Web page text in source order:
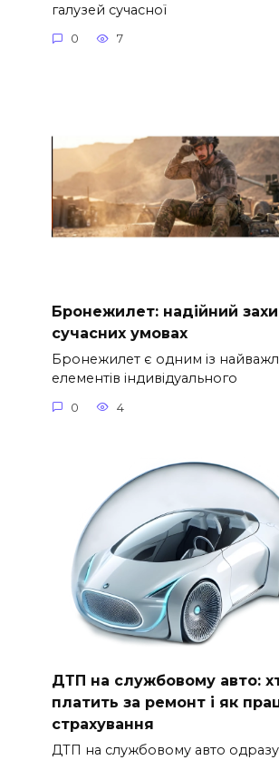
галузей сучасної
0 7
Бронежилет: надійний
сучасних умовах
Бронежилет є одним із
елементів індивідуального
0 4
ДТП на службовому авто:
платить за ремонт і як
страхування
ДТП на службовому авто